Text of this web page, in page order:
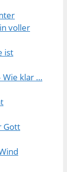
voller
ist
Wie klar …
Gott